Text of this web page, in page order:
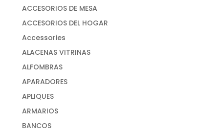
ACCESORIOS DE MESA
ACCESORIOS DEL HOGAR
Accessories
ALACENAS VITRINAS
ALFOMBRAS
APARADORES
APLIQUES
ARMARIOS
BANCOS